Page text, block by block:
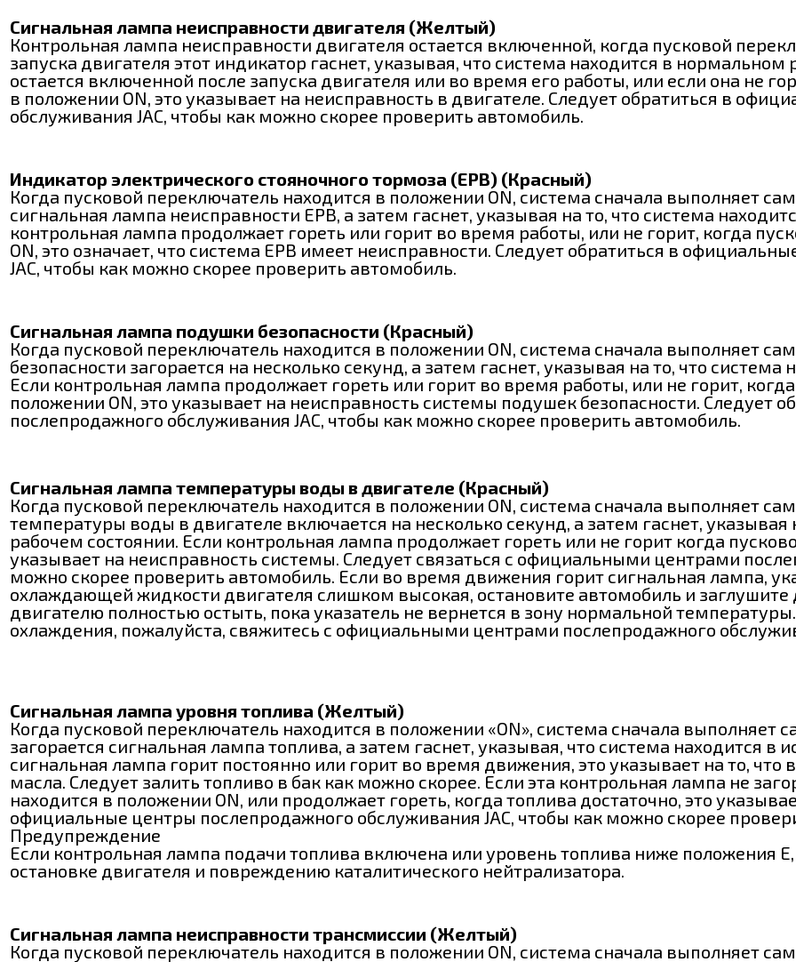
Сигнальная лампа неисправности двигателя (Желтый)
Контрольная лампа неисправности двигателя остается включенной, когда пусковой
запуска двигателя этот индикатор гаснет, указывая, что система находится в
остается включенной после запуска двигателя или во время его работы, или если она не
в положении ON, это указывает на неисправность в двигателе. Следует обратиться в
обслуживания JAC, чтобы как можно скорее проверить автомобиль.
Индикатор электрического стояночного тормоза (ЕРВ) (Красный)
Когда пусковой переключатель находится в положении ON, система сначала выполняет
сигнальная лампа неисправности ЕРВ, а затем гаснет, указывая на то, что система
контрольная лампа продолжает гореть или горит во время работы, или не горит, когда
ON, это означает, что система ЕРВ имеет неисправности. Следует обратиться в
JAC, чтобы как можно скорее проверить автомобиль.
Сигнальная лампа подушки безопасности (Красный)
Когда пусковой переключатель находится в положении ON, система сначала выполняет
безопасности загорается на несколько секунд, а затем гаснет, указывая на то, что
Если контрольная лампа продолжает гореть или горит во время работы, или не горит,
положении ON, это указывает на неисправность системы подушек безопасности. Следует
послепродажного обслуживания JAC, чтобы как можно скорее проверить автомобиль.
Сигнальная лампа температуры воды в двигателе (Красный)
Когда пусковой переключатель находится в положении ON, система сначала выполняет
температуры воды в двигателе включается на несколько секунд, а затем гаснет,
рабочем состоянии. Если контрольная лампа продолжает гореть или не горит когда
указывает на неисправность системы. Следует связаться с официальными центрами
можно скорее проверить автомобиль. Если во время движения горит сигнальная лампа,
охлаждающей жидкости двигателя слишком высокая, остановите автомобиль и заглушите
двигателю полностью остыть, пока указатель не вернется в зону нормальной
охлаждения, пожалуйста, свяжитесь с официальными центрами послепродажного
Сигнальная лампа уровня топлива (Желтый)
Когда пусковой переключатель находится в положении «ON», система сначала выполняет
загорается сигнальная лампа топлива, а затем гаснет, указывая, что система находится в
сигнальная лампа горит постоянно или горит во время движения, это указывает на то, что
масла. Следует залить топливо в бак как можно скорее. Если эта контрольная лампа не
находится в положении ON, или продолжает гореть, когда топлива достаточно, это
официальные центры послепродажного обслуживания JAC, чтобы как можно скорее
Предупреждение
Если контрольная лампа подачи топлива включена или уровень топлива ниже положения
остановке двигателя и повреждению каталитического нейтрализатора.
Сигнальная лампа неисправности трансмиссии (Желтый)
Когда пусковой переключатель находится в положении ON, система сначала выполняет